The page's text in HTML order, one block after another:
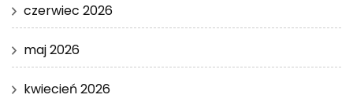
czerwiec 2026
maj 2026
kwiecień 2026